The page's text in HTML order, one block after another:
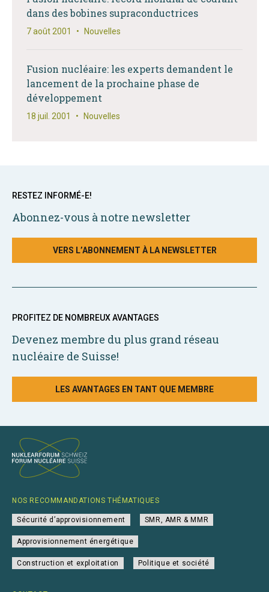
dans des bobines supraconductrices
7 août 2001 • Nouvelles
Fusion nucléaire: les experts demandent le
lancement de la prochaine phase de
développement
18 juil. 2001 • Nouvelles
RESTEZ INFORMÉ-E!
Abonnez-vous à notre newsletter
VERS L’ABONNEMENT À LA NEWSLETTER
PROFITEZ DE NOMBREUX AVANTAGES
Devenez membre du plus grand réseau
nucléaire de Suisse!
LES AVANTAGES EN TANT QUE MEMBRE
NOS RECOMMANDATIONS THÉMATIQUES
Sécurité d’approvisionnement SMR, AMR & MMR
Approvisionnement énergétique
Construction et exploitation Politique et société